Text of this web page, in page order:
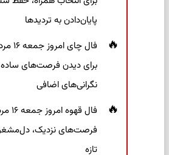
پایان‌دادن به تردیدها
برای دیدن فرصت‌های ساده
نگرانی‌های اضافی
فرصت‌های نزدیک،
تازه